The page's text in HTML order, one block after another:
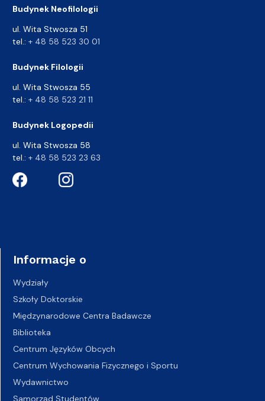
Budynek Neofilologii
ul. Wita Stwosza 51
tel.: + 48 58 523 30 01
Budynek Filologii
ul. Wita Stwosza 55
tel.: + 48 58 523 21 11
Budynek Logopedii
ul. Wita Stwosza 58
tel.: + 48 58 523 23 63
Informacje o
Wydziały
Szkoły Doktorskie
Międzynarodowe Centra Badawcze
Biblioteka
Centrum Języków Obcych
Centrum Wychowania Fizycznego i Sportu
Wydawnictwo